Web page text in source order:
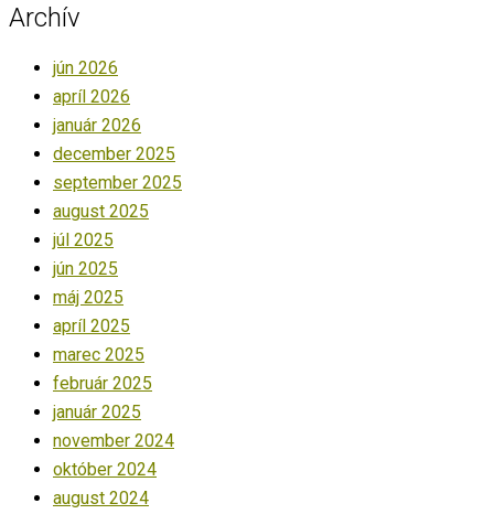
Archív
jún 2026
apríl 2026
január 2026
december 2025
september 2025
august 2025
júl 2025
jún 2025
máj 2025
apríl 2025
marec 2025
február 2025
január 2025
november 2024
október 2024
august 2024